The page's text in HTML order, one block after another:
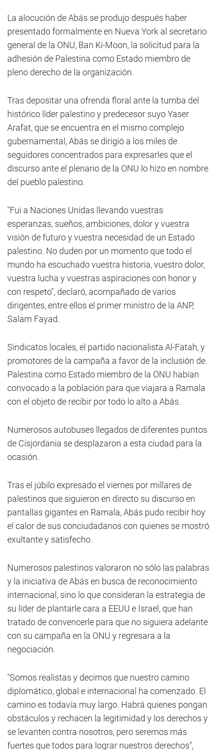
La alocución de Abás se produjo después haber
presentado formalmente en Nueva York al secretario
general de la ONU, Ban Ki-Moon, la solicitud para la
adhesión de Palestina como Estado miembro de
pleno derecho de la organización.
Tras depositar una ofrenda floral ante la tumba del
histórico líder palestino y predecesor suyo Yaser
Arafat, que se encuentra en el mismo complejo
gubernamental, Abás se dirigió a los miles de
seguidores concentrados para expresarles que el
discurso ante el plenario de la ONU lo hizo en nombre
del pueblo palestino.
"Fui a Naciones Unidas llevando vuestras
esperanzas, sueños, ambiciones, dolor y vuestra
visión de futuro y vuestra necesidad de un Estado
palestino. No duden por un momento que todo el
mundo ha escuchado vuestra historia, vuestro dolor,
vuestra lucha y vuestras aspiraciones con honor y
con respeto", declaró, acompañado de varios
dirigentes, entre ellos el primer ministro de la ANP,
Salam Fayad.
Sindicatos locales, el partido nacionalista Al-Fatah, y
promotores de la campaña a favor de la inclusión de
Palestina como Estado miembro de la ONU habían
convocado a la población para que viajara a Ramala
con el objeto de recibir por todo lo alto a Abás.
Numerosos autobuses llegados de diferentes puntos
de Cisjordania se desplazaron a esta ciudad para la
ocasión.
Tras el júbilo expresado el viernes por millares de
palestinos que siguieron en directo su discurso en
pantallas gigantes en Ramala, Abás pudo recibir hoy
el calor de sus conciudadanos con quienes se mostró
exultante y satisfecho.
Numerosos palestinos valoraron no sólo las palabras
y la iniciativa de Abás en busca de reconocimiento
internacional, sino lo que consideran la estrategia de
su líder de plantarle cara a EEUU e Israel, que han
tratado de convencerle para que no siguiera adelante
con su campaña en la ONU y regresara a la
negociación.
"Somos realistas y decimos que nuestro camino
diplomático, global e internacional ha comenzado. El
camino es todavía muy largo. Habrá quienes pongan
obstáculos y rechacen la legitimidad y los derechos y
se levanten contra nosotros, pero seremos más
fuertes que todos para lograr nuestros derechos",